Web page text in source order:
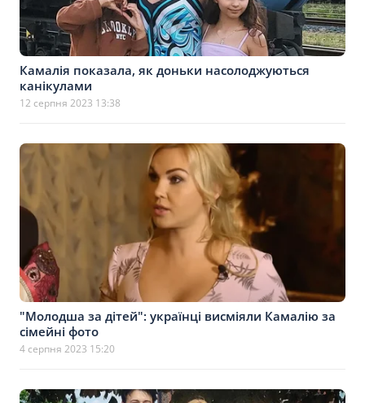
Камалія показала, як доньки насолоджуються
канікулами
12 серпня 2023 13:38
"Молодша за дітей": українці висміяли Камалію за
сімейні фото
4 серпня 2023 15:20